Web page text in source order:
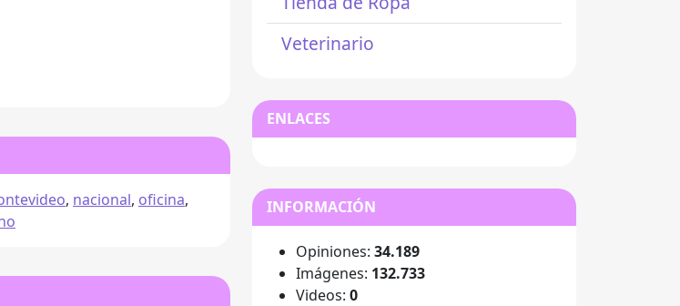
, nacional, oficina,
Veterinario
ENLACES
INFORMACIÓN
Opiniones: 34.189
Imágenes: 132.733
Videos: 0